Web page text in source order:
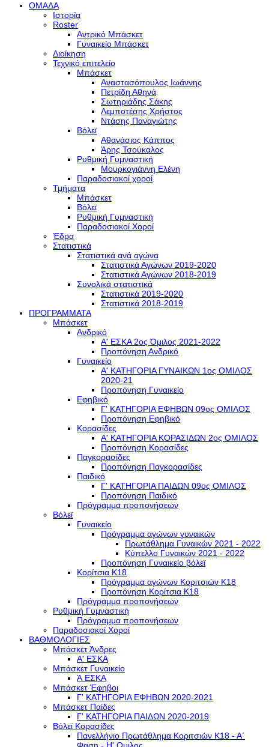
ΟΜΑΔΑ
Ιστορία
Roster
Αντρικό Μπάσκετ
Γυναικείο Μπάσκετ
Διοίκηση
Τεχνικό επιτελείο
Μπάσκετ
Αναστασόπουλος Ιωάννης
Πετρίδη Αθηνά
Σωτηριάδης Σάκης
Λεμποτέσης Χρήστος
Ντάσης Παναγιώτης
Βόλεϊ
Αθανάσιος Κάππος
Άρης Τσούκαλος
Ρυθμική Γυμναστική
Μουρκογιάννη Ελένη
Παραδοσιακοί χοροί
Τμήματα
Μπάσκετ
Βόλεϊ
Ρυθμική Γυμναστική
Παραδοσιακοί Χοροί
Έδρα
Στατιστικά
Στατιστικά ανά αγώνα
Στατιστικά Αγώνων 2019-2020
Στατιστικά Αγώνων 2018-2019
Συνολικά στατιστικά
Στατιστικά 2019-2020
Στατιστικά 2018-2019
ΠΡΟΓΡΑΜΜΑΤΑ
Μπάσκετ
Ανδρικό
Α' ΕΣΚΑ 2ος Όμιλος 2021-2022
Προπόνηση Ανδρικό
Γυναικείο
Α' ΚΑΤΗΓΟΡΙΑ ΓΥΝΑΙΚΩΝ 1ος ΟΜΙΛΟΣ
2020-21
Προπόνηση Γυναικείο
Εφηβικό
Γ' ΚΑΤΗΓΟΡΙΑ ΕΦΗΒΩΝ 09ος ΟΜΙΛΟΣ
Προπόνηση Εφηβικό
Κορασίδες
Α' ΚΑΤΗΓΟΡΙΑ ΚΟΡΑΣΙΔΩΝ 2ος ΟΜΙΛΟΣ
Προπόνηση Κορασίδες
Παγκορασίδες
Προπόνηση Παγκορασίδες
Παιδικό
Γ' ΚΑΤΗΓΟΡΙΑ ΠΑΙΔΩΝ 09ος ΟΜΙΛΟΣ
Προπόνηση Παιδικό
Πρόγραμμα προπονήσεων
Βόλεϊ
Γυναικείο
Πρόγραμμα αγώνων γυναικών
Πρωτάθλημα Γυναικών 2021 - 2022
Κύπελλο Γυναικών 2021 - 2022
Προπόνηση Γυναικείο βόλεϊ
Κορίτσια Κ18
Πρόγραμμα αγώνων Κοριτσιών Κ18
Προπόνηση Κορίτσια Κ18
Πρόγραμμα προπονήσεων
Ρυθμική Γυμναστική
Πρόγραμμα προπονήσεων
Παραδοσιακοί Χοροί
ΒΑΘΜΟΛΟΓΙΕΣ
Μπάσκετ Άνδρες
Α' ΕΣΚΑ
Μπάσκετ Γυναικείο
Ά ΕΣΚΑ
Μπάσκετ Έφηβοι
Γ' ΚΑΤΗΓΟΡΙΑ ΕΦΗΒΩΝ 2020-2021
Μπάσκετ Παίδες
Γ' ΚΑΤΗΓΟΡΙΑ ΠΑΙΔΩΝ 2020-2019
Βόλεϊ Κορασίδες
Πανελλήνιο Πρωτάθλημα Κοριτσιών Κ18 - Α΄